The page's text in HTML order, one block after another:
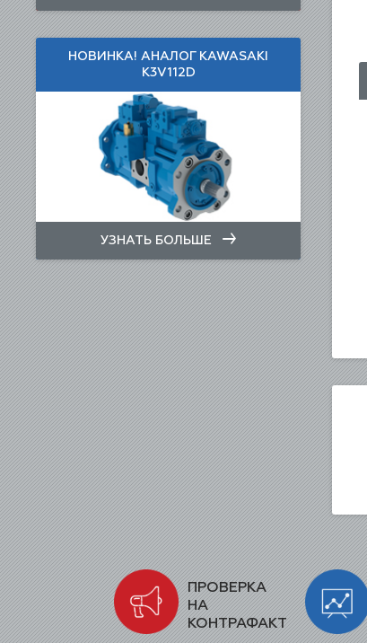
НОВИНКА! АНАЛОГ KAWASAKI
K3V112D
УЗНАТЬ БОЛЬШЕ
ПРОВЕРКА
НА
КОНТРАФАКТ